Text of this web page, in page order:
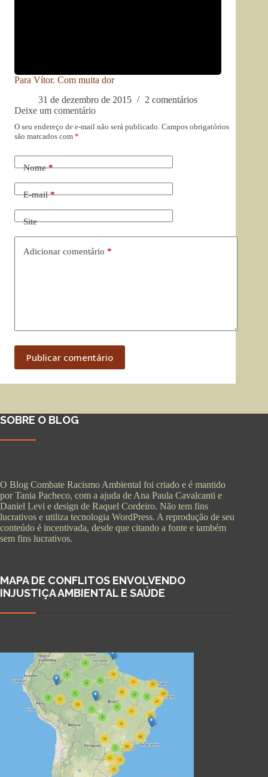
Para Vítor. Com muita dor
31 de dezembro de 2015
2 comentários
Deixe um comentário
O seu endereço de e-mail não será publicado. Campos obrigatórios
são marcados com *
Nome*
E-mail*
Site
Adicionar comentário *
Publicar comentário
SOBRE O BLOG
O Blog Combate Racismo Ambiental foi criado e é mantido
por Tania Pacheco, com a ajuda de Ana Paula Cavalcanti e
Daniel Levi e design de Raquel Cordeiro. Não tem fins
lucrativos e utiliza tecnologia WordPress. A reprodução de seu
conteúdo é incentivada, desde que citando a fonte e também
sem fins lucrativos.
MAPA DE CONFLITOS ENVOLVENDO
INJUSTIÇA AMBIENTAL E SAÚDE